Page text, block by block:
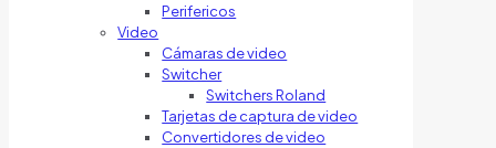
Perifericos
Video
Cámaras de video
Switcher
Switchers Roland
Tarjetas de captura de video
Convertidores de video